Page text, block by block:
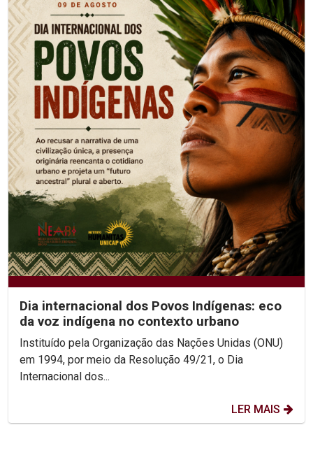
Dia internacional dos Povos Indígenas: eco
da voz indígena no contexto urbano
Instituído pela Organização das Nações Unidas (ONU)
em 1994, por meio da Resolução 49/21, o Dia
Internacional dos...
LER MAIS